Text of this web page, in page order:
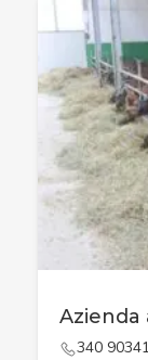
Azienda
340